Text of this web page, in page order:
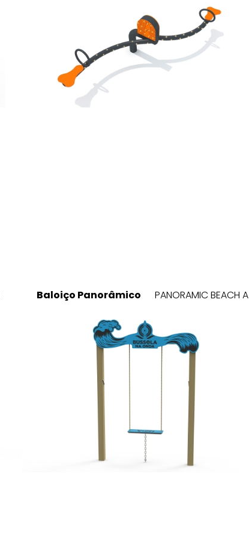
Baloiço Panorâmico PANORAMIC BEACH A